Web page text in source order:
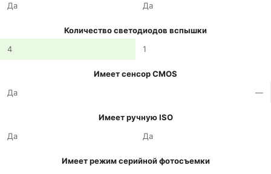
Да
Да
Количество светодиодов вспышки
4
1
Имеет сенсор CMOS
Да
—
Имеет ручную ISO
Да
Да
Имеет режим серийной фотосъемки